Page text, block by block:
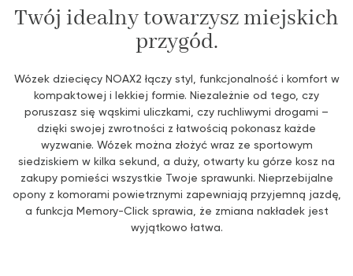
Twój idealny towarzysz miejskich
przygód.
Wózek dziecięcy NOAX2 łączy styl, funkcjonalność i komfort w
kompaktowej i lekkiej formie. Niezależnie od tego, czy
poruszasz się wąskimi uliczkami, czy ruchliwymi drogami –
dzięki swojej zwrotności z łatwością pokonasz każde
wyzwanie. Wózek można złożyć wraz ze sportowym
siedziskiem w kilka sekund, a duży, otwarty ku górze kosz na
zakupy pomieści wszystkie Twoje sprawunki. Nieprzebijalne
opony z komorami powietrznymi zapewniają przyjemną jazdę,
a funkcja Memory-Click sprawia, że zmiana nakładek jest
wyjątkowo łatwa.